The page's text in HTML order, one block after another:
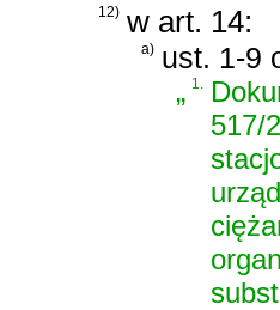
12) w art. 14:
a) ust. 1-9
„1.
517/